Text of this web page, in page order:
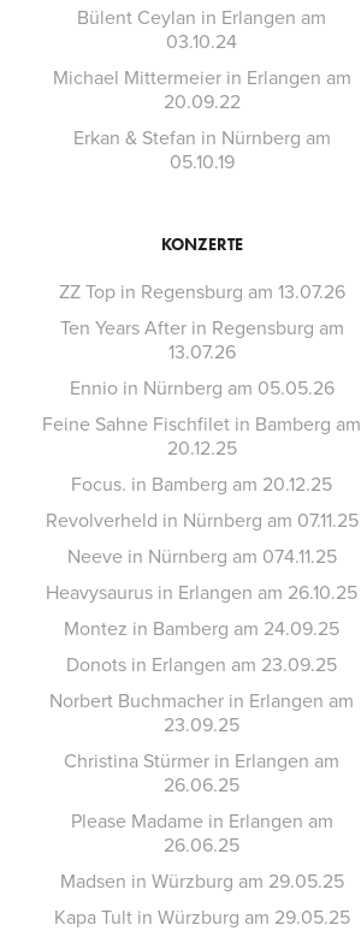
Bülent Ceylan in Erlangen am
03.10.24
Michael Mittermeier in Erlangen am
20.09.22
Erkan & Stefan in Nürnberg am
05.10.19
KONZERTE
ZZ Top in Regensburg am 13.07.26
Ten Years After in Regensburg am
13.07.26
Ennio in Nürnberg am 05.05.26
Feine Sahne Fischfilet in Bamberg am
20.12.25
Focus. in Bamberg am 20.12.25
Revolverheld in Nürnberg am 07.11.25
Neeve in Nürnberg am 074.11.25
Heavysaurus in Erlangen am 26.10.25
Montez in Bamberg am 24.09.25
Donots in Erlangen am 23.09.25
Norbert Buchmacher in Erlangen am
23.09.25
Christina Stürmer in Erlangen am
26.06.25
Please Madame in Erlangen am
26.06.25
Madsen in Würzburg am 29.05.25
Kapa Tult in Würzburg am 29.05.25